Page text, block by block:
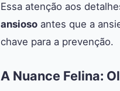
Essa atenção aos
ansioso antes que a
chave para a prevenção.
A Nuance Felina: